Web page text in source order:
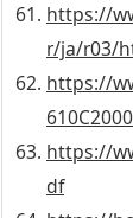
https://
r/ja/r03/
https://
https://
df